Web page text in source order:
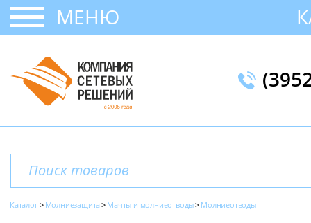
МЕНЮ
Каталог Молниезащита Мачты и молниеотводы Молниеотводы